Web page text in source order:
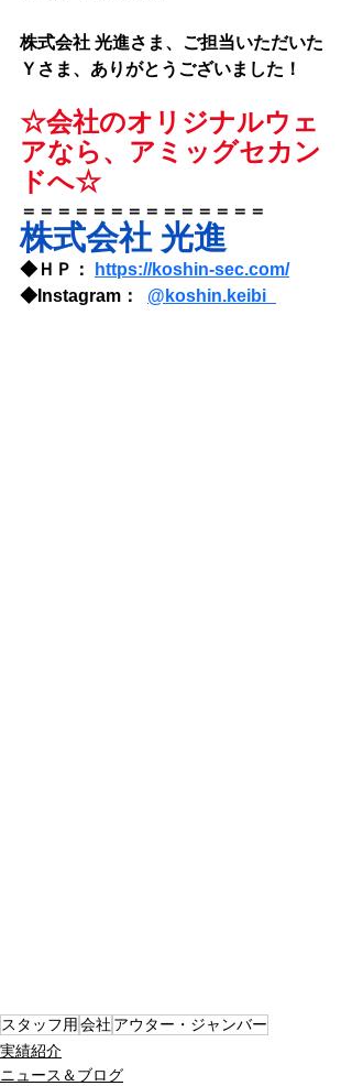
株式会社 光進さま、ご担当いただいた
Ｙさま、ありがとうございました！
☆会社のオリジナルウェ
アなら、アミッグセカン
ドへ☆
＝＝＝＝＝＝＝＝＝＝＝＝＝＝
株式会社 光進
◆ＨＰ：
https://koshin-sec.com/
◆Instagram： @ koshin.keibi_
スタッフ用 会社 アウター・ジャンバー
実績紹介
ニュース＆ブログ